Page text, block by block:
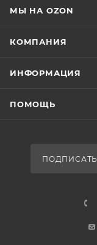
МЫ НА OZON
КОМПАНИЯ
ИНФОРМАЦИЯ
ПОМОЩЬ